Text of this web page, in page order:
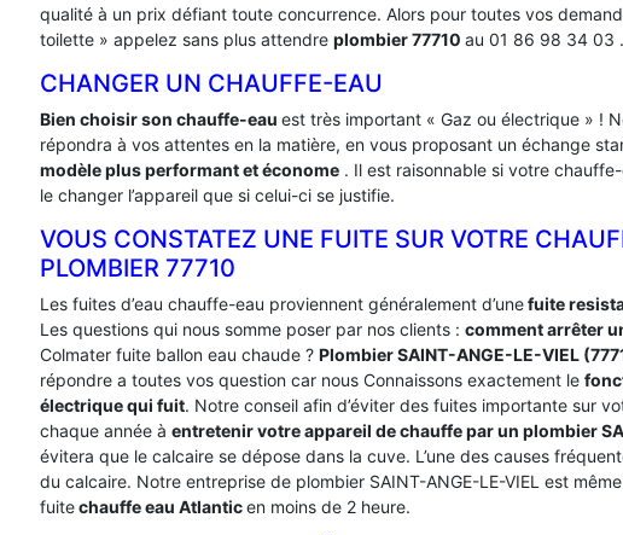
qualité à un prix défiant toute concurrence. Alors pour toutes vos
toilette » appelez sans plus attendre plombier 77710 au 01 86 98 34 03 .
CHANGER UN CHAUFFE-EAU
Bien choisir son chauffe-eau est très important « Gaz ou électrique » !
répondra à vos attentes en la matière, en vous proposant un échange
modèle plus performant et économe . Il est raisonnable si votre
le changer l’appareil que si celui-ci se justifie.
VOUS CONSTATEZ UNE FUITE SUR VOTRE
PLOMBIER 77710
Les fuites d’eau chauffe-eau proviennent généralement d’unefuite
Les questions qui nous somme poser par nos clients : comment arrêter
Colmater fuite ballon eau chaude ? Plombier SAINT-ANGE-LE-VIEL
répondre a toutes vos question car nous Connaissons exactement le
électrique qui fuit. Notre conseil afin d’éviter des fuites importante sur
chaque année à entretenir votre appareil de chauffe par un plombier
évitera que le calcaire se dépose dans la cuve. L’une des causes
du calcaire. Notre entreprise de plombier SAINT-ANGE-LE-VIEL est
fuitechauffe eau Atlanticen moins de 2 heure.